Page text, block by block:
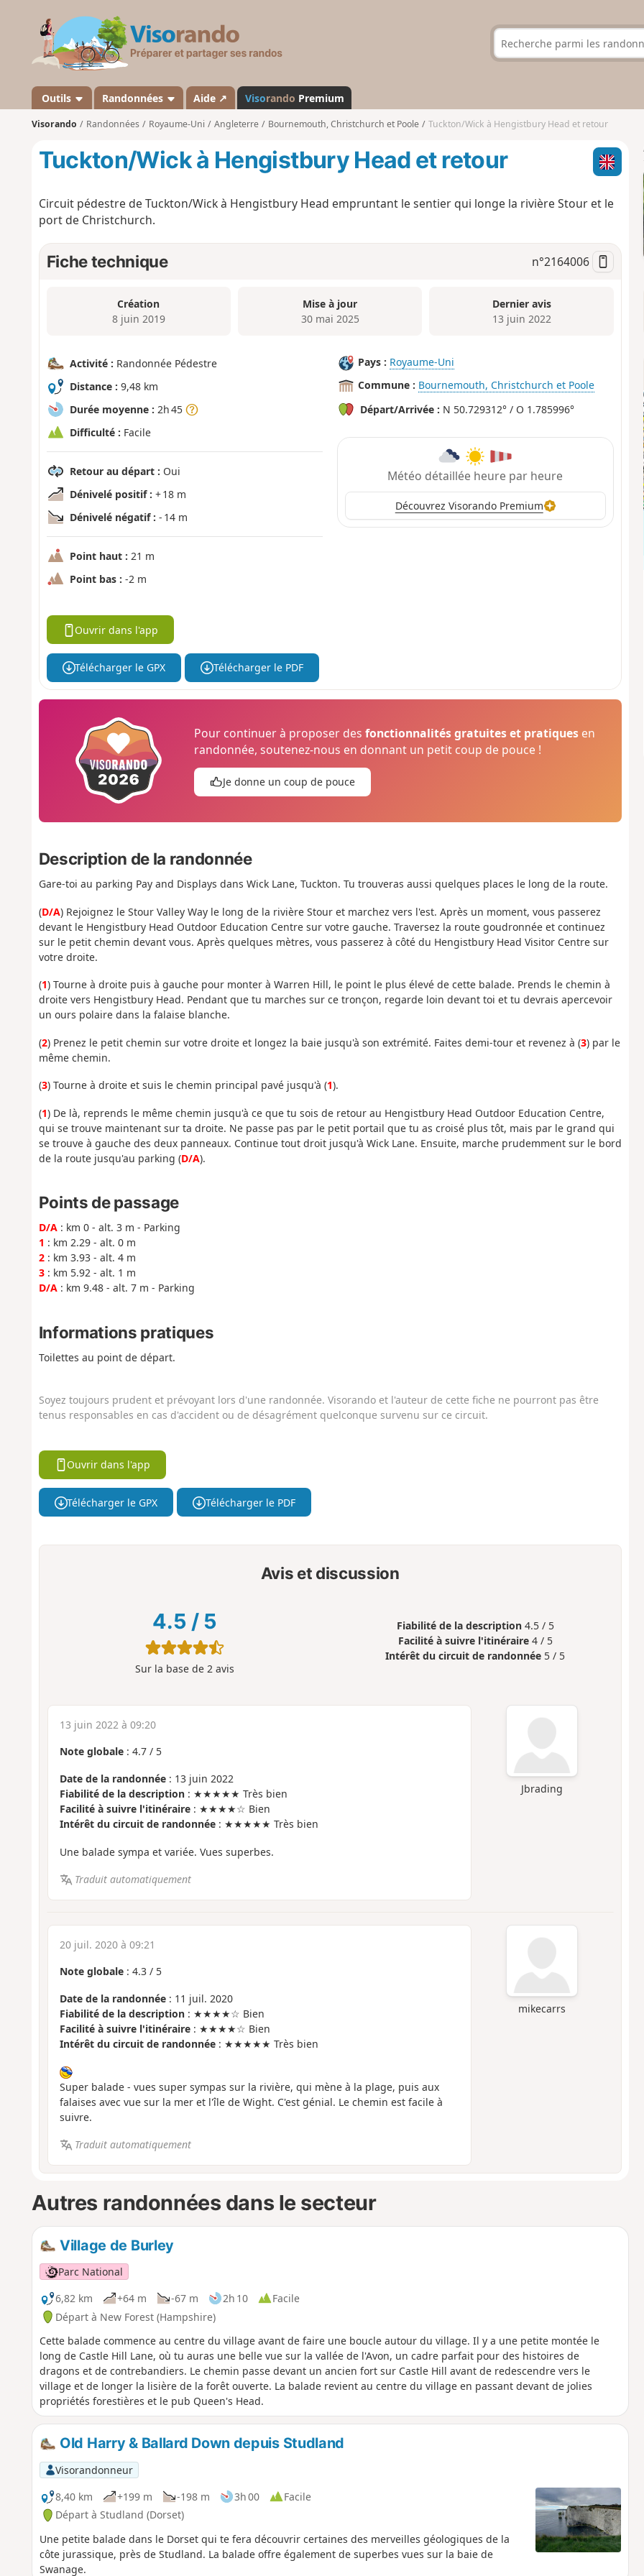
s
a
n
d
Outils Randonnées Aide ↗ Visorando Premium
Visorando Randonnées Royaume-Uni Angleterre Bournemouth, Christchurch et Poole Tuckton/Wick à Hengistbury Head et retour
Tuckton/Wick à Hengistbury Head et retour
Circuit pédestre de Tuckton/Wick à Hengistbury Head empruntant le sentier qui longe la rivière Stour et le
port de Christchurch.
Fiche technique n°2164006
Création
8 juin 2019
Mise à jour
30 mai 2025
Dernier avis
13 juin 2022
Activité : Randonnée Pédestre
Distance : 9,48 km
Durée moyenne : 2h 45
Difficulté : Facile
Retour au départ : Oui
Dénivelé positif : + 18 m
Dénivelé négatif : - 14 m
Point haut : 21 m
Point bas : -2 m
Pays : Royaume-Uni
Commune : Bournemouth, Christchurch et Poole
Départ/Arrivée : N 50.729312° / O 1.785996°
Météo détaillée heure par heure
Découvrez Visorando Premium
Ouvrir dans l'app
Télécharger le GPX Télécharger le PDF
Pour continuer à proposer desfonctionnalités gratuites et pratiques en
randonnée, soutenez-nous en donnant un petit coup de pouce !
Je donne un coup de pouce
Description de la randonnée
Gare-toi au parking Pay and Displays dans Wick Lane, Tuckton. Tu trouveras aussi quelques places le long de la route.
(D/A) Rejoignez le Stour Valley Way le long de la rivière Stour et marchez vers l'est. Après un moment, vous passerez
devant le Hengistbury Head Outdoor Education Centre sur votre gauche. Traversez la route goudronnée et continuez
sur le petit chemin devant vous. Après quelques mètres, vous passerez à côté du Hengistbury Head Visitor Centre sur
votre droite.
(1) Tourne à droite puis à gauche pour monter à Warren Hill, le point le plus élevé de cette balade. Prends le chemin à
droite vers Hengistbury Head. Pendant que tu marches sur ce tronçon, regarde loin devant toi et tu devrais apercevoir
un ours polaire dans la falaise blanche.
(2) Prenez le petit chemin sur votre droite et longez la baie jusqu'à son extrémité. Faites demi-tour et revenez à (3) par le
même chemin.
(3) Tourne à droite et suis le chemin principal pavé jusqu'à (1).
(1) De là, reprends le même chemin jusqu'à ce que tu sois de retour au Hengistbury Head Outdoor Education Centre,
qui se trouve maintenant sur ta droite. Ne passe pas par le petit portail que tu as croisé plus tôt, mais par le grand qui
se trouve à gauche des deux panneaux. Continue tout droit jusqu'à Wick Lane. Ensuite, marche prudemment sur le bord
de la route jusqu'au parking (D/A).
Points de passage
D/A: km 0 - alt. 3 m - Parking
1 : km 2.29 - alt. 0 m
2: km 3.93 - alt. 4 m
3: km 5.92 - alt. 1 m
D/A: km 9.48 - alt. 7 m - Parking
Informations pratiques
Toilettes au point de départ.
Soyez toujours prudent et prévoyant lors d'une randonnée. Visorando et l'auteur de cette fiche ne pourront pas être
tenus responsables en cas d'accident ou de désagrément quelconque survenu sur ce circuit.
Ouvrir dans l'app
Télécharger le GPX Télécharger le PDF
Avis et discussion
4.5 / 5
Sur la base de 2avis
Fiabilité de la description 4.5 / 5
Facilité à suivre l'itinéraire 4 / 5
Intérêt du circuit de randonnée 5 / 5
Jbrading
13 juin 2022 à 09:20
Note globale: 4.7/ 5
Date de la randonnée: 13 juin 2022
Fiabilité de la description: ★★★★★ Très bien
Facilité à suivre l'itinéraire: ★★★★☆ Bien
Intérêt du circuit de randonnée: ★★★★★ Très bien
Une balade sympa et variée. Vues superbes.
Traduit automatiquement
mikecarrs
20 juil. 2020 à 09:21
Note globale: 4.3/ 5
Date de la randonnée: 11 juil. 2020
Fiabilité de la description: ★★★★☆ Bien
Facilité à suivre l'itinéraire: ★★★★☆ Bien
Intérêt du circuit de randonnée: ★★★★★ Très bien
Super balade - vues super sympas sur la rivière, qui mène à la plage, puis aux
falaises avec vue sur la mer et l'île de Wight. C'est génial. Le chemin est facile à
suivre.
Traduit automatiquement
Autres randonnées dans le secteur
Village de Burley
Parc National
6,82 km
+64 m -67 m 2h 10
Facile
Départ à New Forest (Hampshire)
Cette balade commence au centre du village avant de faire une boucle autour du village. Il y a une petite montée le
long de Castle Hill Lane, où tu auras une belle vue sur la vallée de l'Avon, un cadre parfait pour des histoires de
dragons et de contrebandiers. Le chemin passe devant un ancien fort sur Castle Hill avant de redescendre vers le
village et de longer la lisière de la forêt ouverte. La balade revient au centre du village en passant devant de jolies
propriétés forestières et le pub Queen's Head.
Old Harry & Ballard Down depuis Studland
Visorandonneur
8,40 km
+199 m -198 m 3h 00
Facile
Départ à Studland (Dorset)
Une petite balade dans le Dorset qui te fera découvrir certaines des merveilles géologiques de la
côte jurassique, près de Studland. La balade offre également de superbes vues sur la baie de
Swanage.